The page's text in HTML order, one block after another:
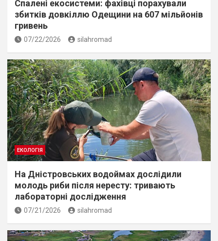
Спалені екосистеми: фахівці порахували
збитків довкіллю Одещини на 607 мільйонів
гривень
07/22/2026 silahromad
ЕКОЛОГІЯ
На Дністровських водоймах дослідили
молодь риби після нересту: тривають
лабораторні дослідження
07/21/2026 silahromad